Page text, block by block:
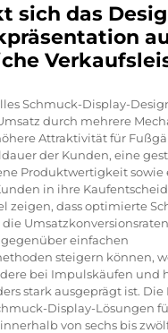
sich das
Schmuck-Display-
durch mehrere
Attraktivität für
der Kunden, eine
Produktwertigkeit sowie
in ihre
zeigen, dass optimierte
einfachen
steigern können,
bei Impulskäufen und
stark ausgeprägt ist.
Display-Lösungen
von sechs bis